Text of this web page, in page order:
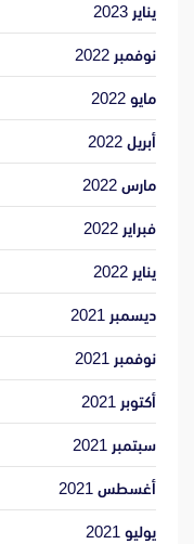
يناير 2023
نوفمبر 2022
مايو 2022
أبريل 2022
مارس 2022
فبراير 2022
يناير 2022
ديسمبر 2021
نوفمبر 2021
أكتوبر 2021
سبتمبر 2021
أغسطس 2021
يوليو 2021